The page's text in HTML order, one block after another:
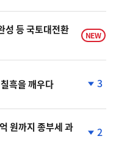
하
락
성 등 국토대전환
NEW
흑을 깨우다
하
3
원까지 종부세 과
2